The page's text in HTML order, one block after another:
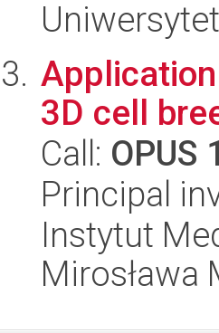
3D cell
Call: OPUS 1
Principal
Instytut
Mirosława